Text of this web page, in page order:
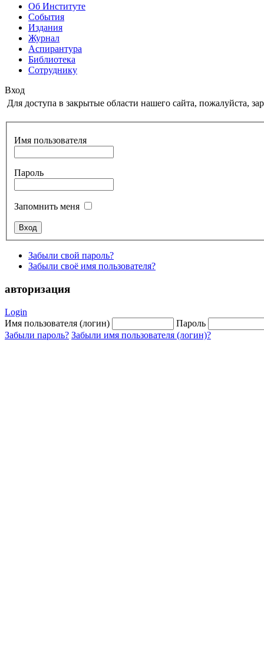
Об Институте
События
Издания
Журнал
Аспирантура
Библиотека
Сотруднику
Вход
Для доступа в закрытые области нашего сайта, пожалуйста,
Имя пользователя
Пароль
Запомнить меня
Забыли свой пароль?
Забыли своё имя пользователя?
авторизация
Login
Имя пользователя (логин)
Пароль
Забыли пароль? Забыли имя пользователя (логин)?